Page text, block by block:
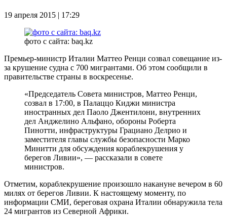
19 апреля 2015 | 17:29
фото с сайта: baq.kz
Премьер-министр Италии Маттео Ренци созвал совещание из-
за крушение судна с 700 мигрантами. Об этом сообщили в
правительстве страны в воскресенье.
«Председатель Совета министров, Маттео Ренци,
созвал в 17:00, в Палаццо Киджи министра
иностранных дел Паоло Джентилони, внутренних
дел Анджелино Альфано, обороны Роберта
Пинотти, инфраструктуры Грациано Делрио и
заместителя главы службы безопасности Марко
Минитти для обсуждения кораблекрушения у
берегов Ливии», — рассказали в совете
министров.
Отметим, кораблекрушение произошло накануне вечером в 60
милях от берегов Ливии. К настоящему моменту, по
информации СМИ, береговая охрана Италии обнаружила тела
24 мигрантов из Северной Африки.